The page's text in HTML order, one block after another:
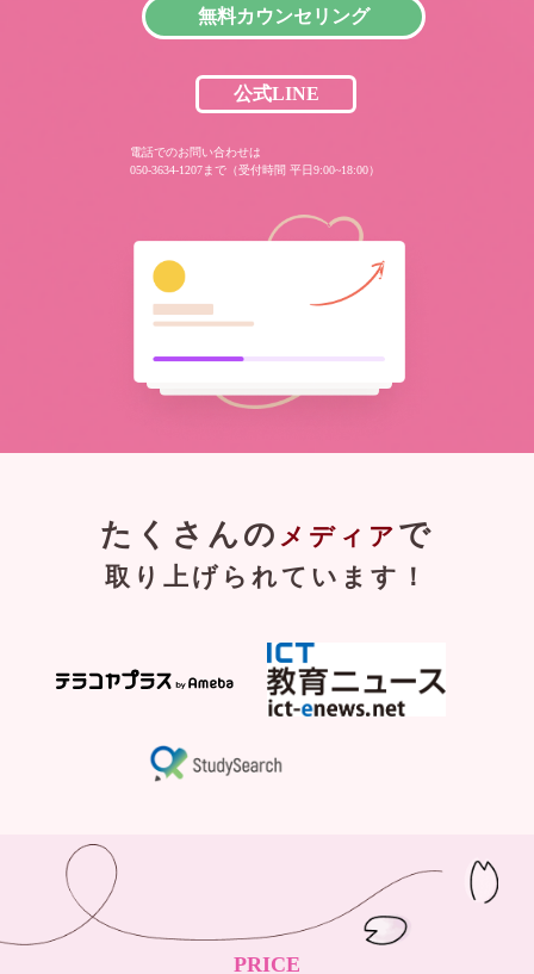
無料カウンセリング
公式LINE
電話でのお問い合わせは
050-3634-1207まで（受付時間 平日9:00~18:00）
たくさんの メディア で
取り上げられています！
PRICE